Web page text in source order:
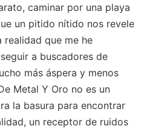
caminar por una playa
un pitido nítido nos revele
realidad que me he
a buscadores de
más áspera y menos
Metal Y Oro no es un
la basura para encontrar
un receptor de ruidos